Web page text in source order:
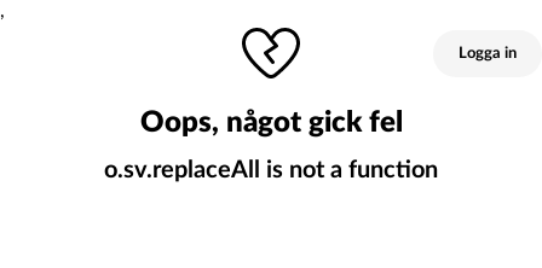
Logga in
Oops, något gick fel
o.sv.replaceAll is not a function
,